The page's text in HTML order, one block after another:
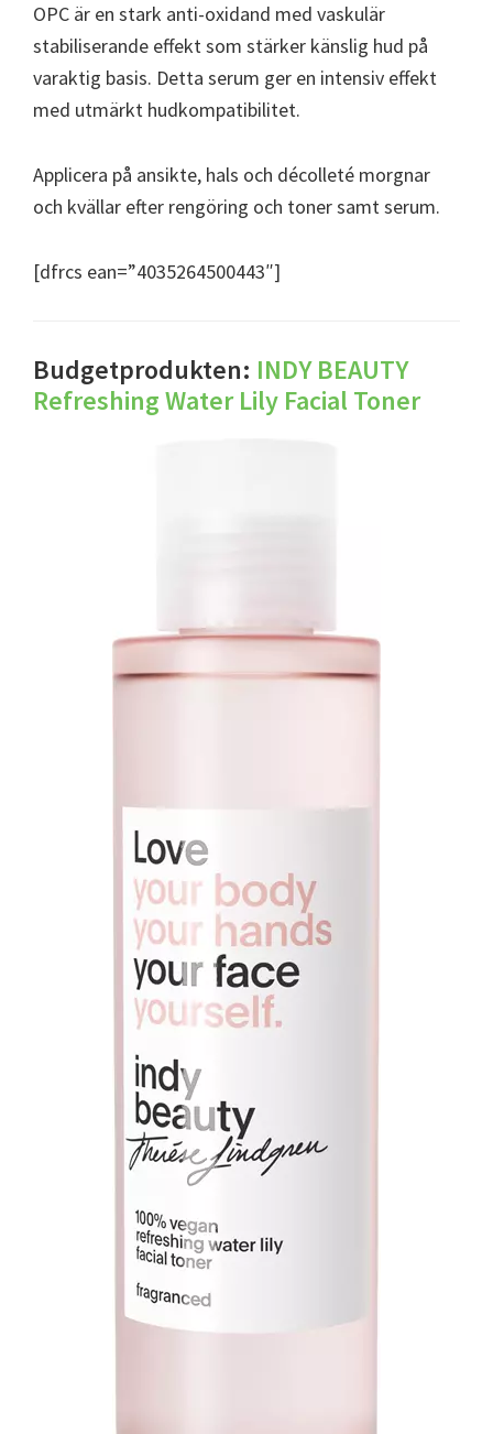
OPC är en stark anti-oxidand med vaskulär
stabiliserande effekt som stärker känslig hud på
varaktig basis. Detta serum ger en intensiv effekt
med utmärkt hudkompatibilitet.
Applicera på ansikte, hals och décolleté morgnar
och kvällar efter rengöring och toner samt serum.
[dfrcs ean=”4035264500443″]
Budgetprodukten: INDY BEAUTY
Refreshing Water Lily Facial Toner